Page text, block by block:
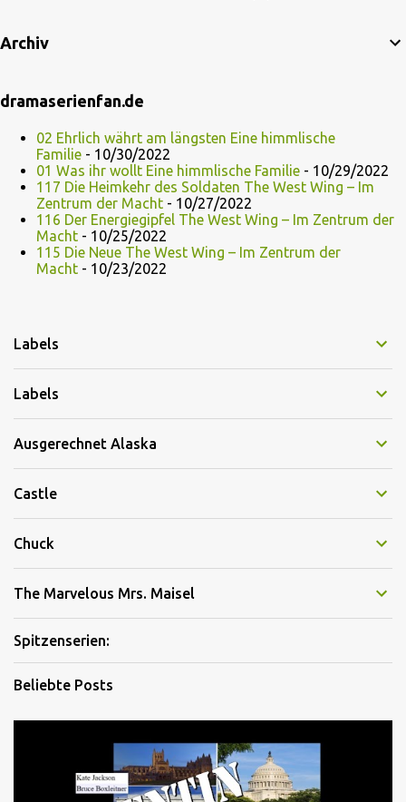
Archiv
dramaserienfan.de
02 Ehrlich währt am längsten Eine himmlische
Familie - 10/30/2022
01 Was ihr wollt Eine himmlische Familie - 10/29/2022
117 Die Heimkehr des Soldaten The West Wing – Im
Zentrum der Macht - 10/27/2022
116 Der Energiegipfel The West Wing – Im Zentrum der
Macht - 10/25/2022
115 Die Neue The West Wing – Im Zentrum der
Macht - 10/23/2022
Labels
Labels
Ausgerechnet Alaska
Castle
Chuck
The Marvelous Mrs. Maisel
Spitzenserien:
Beliebte Posts